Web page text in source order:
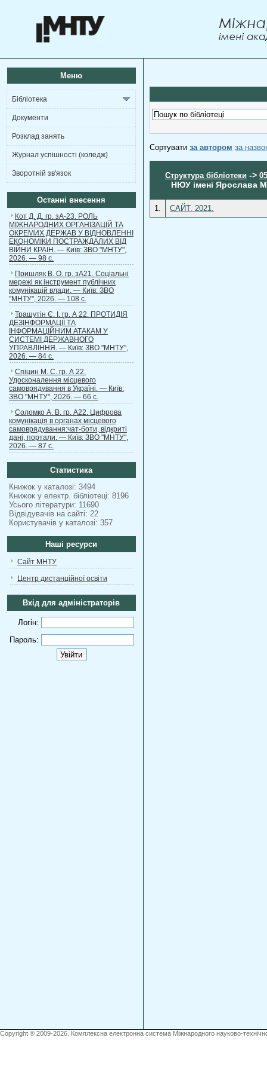
Меню
Бібліотека
Документи
Розклад занять
Журнал успішності (коледж)
Зворотній зв'язок
Останні внесення
Кот Д. Д. гр. зА-23. РОЛЬ
МІЖНАРОДНИХ ОРГАНІЗАЦІЙ ТА
ОКРЕМИХ ДЕРЖАВ У ВІДНОВЛЕННІ
ЕКОНОМІКИ ПОСТРАЖДАЛИХ ВІД
ВІЙНИ КРАЇН. — Київ: ЗВО "МНТУ",
2026. — 98 с.
Пришляк В. О. гр. зА21. Соціальні
мережі як інструмент публічних
комунікацій влади. — Київ: ЗВО
"МНТУ", 2026. — 108 с.
Трашутін Є. І. гр. А 22. ПРОТИДІЯ
ДЕЗІНФОРМАЦІЇ ТА
ІНФОРМАЦІЙНИМ АТАКАМ У
СИСТЕМІ ДЕРЖАВНОГО
УПРАВЛІННЯ. — Київ: ЗВО "МНТУ",
2026. — 84 с.
Спіцин М. С. гр. А 22.
Удосконалення місцевого
самоврядування в Україні. — Київ:
ЗВО "МНТУ", 2026. — 66 с.
Соломко А. В. гр. А22. Цифрова
комунікація в органах місцевого
самоврядування:чат-боти, відкриті
дані, портали. — Київ: ЗВО "МНТУ",
2026. — 87 с.
Статистика
Книжок у каталозі: 3494
Книжок у електр. бібліотеці: 8196
Усього літератури: 11690
Відвідувачів на сайті: 22
Користувачів у каталозі: 357
Наші ресурси
Сайт МНТУ
Центр дистанційної освіти
Вхід для адміністраторів
Логін:
Пароль:
Сортувати за автором за
Структура бібліотеки ->
НЮУ імені Ярослава
1. САЙТ. 2021.
Copyright ® 2009-2026. Комплексна електронна система Міжнародного науково-